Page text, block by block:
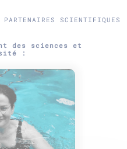
PARTENAIRES SCIENTIFIQUES
des sciences et
: